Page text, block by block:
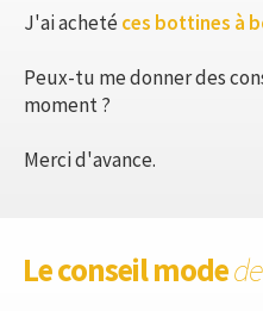
J'ai achetéces bottines à
Peux-tu me donner des
moment ?
Merci d'avance.
Le conseil mode